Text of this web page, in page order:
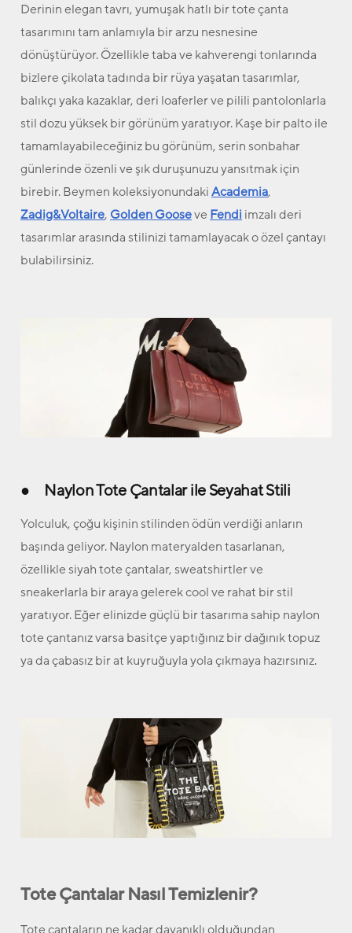
Derinin elegan tavrı, yumuşak hatlı bir tote çanta
tasarımını tam anlamıyla bir arzu nesnesine
dönüştürüyor. Özellikle taba ve kahverengi tonlarında
bizlere çikolata tadında bir rüya yaşatan tasarımlar,
balıkçı yaka kazaklar, deri loaferler ve pilili pantolonlarla
stil dozu yüksek bir görünüm yaratıyor. Kaşe bir palto ile
tamamlayabileceğiniz bu görünüm, serin sonbahar
günlerinde özenli ve şık duruşunuzu yansıtmak için
birebir. Beymen koleksiyonundakiAcademia,
Zadig&Voltaire, Golden Gooseve Fendiimzalı deri
tasarımlar arasında stilinizi tamamlayacak o özel çantayı
bulabilirsiniz.
● Naylon Tote Çantalar ile Seyahat Stili
Yolculuk, çoğu kişinin stilinden ödün verdiği anların
başında geliyor. Naylon materyalden tasarlanan,
özellikle siyah tote çantalar, sweatshirtler ve
sneakerlarla bir araya gelerek cool ve rahat bir stil
yaratıyor. Eğer elinizde güçlü bir tasarıma sahip naylon
tote çantanız varsa basitçe yaptığınız bir dağınık topuz
ya da çabasız bir at kuyruğuyla yola çıkmaya hazırsınız.
Tote Çantalar Nasıl Temizlenir?